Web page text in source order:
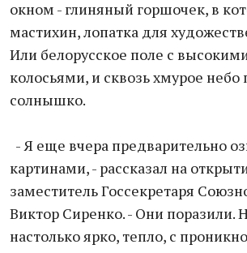
окном - глиняный горшочек, в
мастихин, лопатка для
Или белорусское поле с
колосьями, и сквозь хмурое небо
солнышко.
- Я еще вчера предварительно
картинами, - рассказал на
заместитель Госсекретаря
Виктор Сиренко. - Они поразили.
настолько ярко, тепло, с